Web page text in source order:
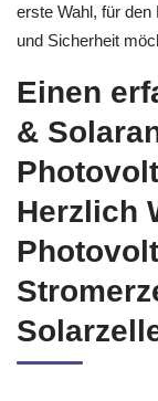
erste Wahl, für
und Sicherheit
Einen
&
Herzlich